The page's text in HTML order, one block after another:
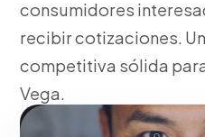
consumidores
recibir cotizaciones.
competitiva sólida
Vega.